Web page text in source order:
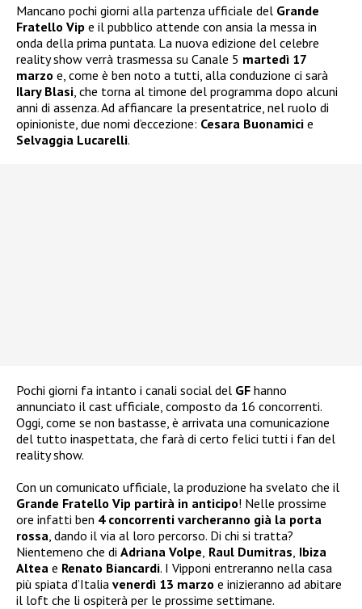
Mancano pochi giorni alla partenza ufficiale del Grande
Fratello Vip e il pubblico attende con ansia la messa in
onda della prima puntata. La nuova edizione del celebre
reality show verrà trasmessa su Canale 5 martedì 17
marzo e, come è ben noto a tutti, alla conduzione ci sarà
Ilary Blasi , che torna al timone del programma dopo alcuni
anni di assenza. Ad affiancare la presentatrice, nel ruolo di
opinioniste, due nomi d’eccezione: Cesara Buonamici e
Selvaggia Lucarelli.
Pochi giorni fa intanto i canali social del GF hanno
annunciato il cast ufficiale, composto da 16 concorrenti.
Oggi, come se non bastasse, è arrivata una comunicazione
del tutto inaspettata, che farà di certo felici tutti i fan del
reality show.
Con un comunicato ufficiale, la produzione ha svelato che il
Grande Fratello Vip partirà in anticipo! Nelle prossime
ore infatti ben 4 concorrenti varcheranno già la porta
rossa , dando il via al loro percorso. Di chi si tratta?
Nientemeno che di Adriana Volpe Raul Dumitras Ibiza
Altea e Renato Biancardi. I Vipponi entreranno nella casa
più spiata d’Italia venerdì 13 marzo e inizieranno ad abitare
il loft che li ospiterà per le prossime settimane.